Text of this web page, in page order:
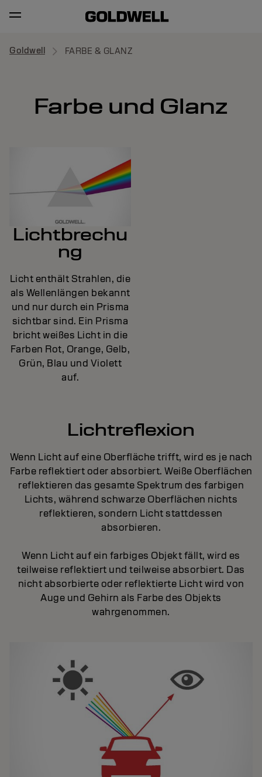
Goldwell FARBE & GLANZ
Farbe und Glanz
Lichtbrechu
ng
Licht enthält Strahlen, die
als Wellenlängen bekannt
und nur durch ein Prisma
sichtbar sind. Ein Prisma
bricht weißes Licht in die
Farben Rot, Orange, Gelb,
Grün, Blau und Violett
auf.
Lichtreflexion
Wenn Licht auf eine Oberfläche trifft, wird es je nach
Farbe reflektiert oder absorbiert. Weiße Oberflächen
reflektieren das gesamte Spektrum des farbigen
Lichts, während schwarze Oberflächen nichts
reflektieren, sondern Licht stattdessen
absorbieren.
Wenn Licht auf ein farbiges Objekt fällt, wird es
teilweise reflektiert und teilweise absorbiert. Das
nicht absorbierte oder reflektierte Licht wird von
Auge und Gehirn als Farbe des Objekts
wahrgenommen.